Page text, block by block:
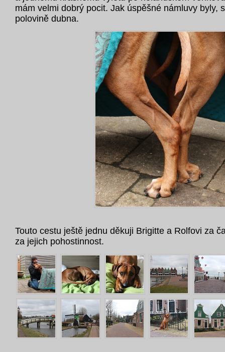
mám velmi dobrý pocit. Jak úspěšné námluvy byly,
polovině dubna.
Touto cestu ještě jednu děkuji Brigitte a Rolfovi za
za jejich pohostinnost.